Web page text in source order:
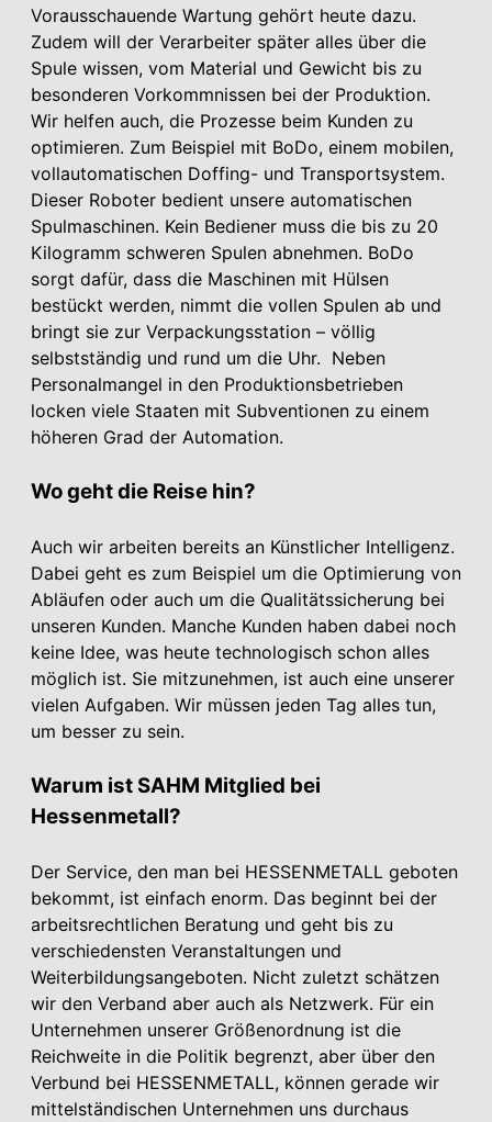
Vorausschauende Wartung gehört heute dazu.
Zudem will der Verarbeiter später alles über die
Spule wissen, vom Material und Gewicht bis zu
besonderen Vorkommnissen bei der Produktion.
Wir helfen auch, die Prozesse beim Kunden zu
optimieren. Zum Beispiel mit BoDo, einem mobilen,
vollautomatischen Doffing- und Transportsystem.
Dieser Roboter bedient unsere automatischen
Spulmaschinen. Kein Bediener muss die bis zu 20
Kilogramm schweren Spulen abnehmen. BoDo
sorgt dafür, dass die Maschinen mit Hülsen
bestückt werden, nimmt die vollen Spulen ab und
bringt sie zur Verpackungsstation – völlig
selbstständig und rund um die Uhr. Neben
Personalmangel in den Produktionsbetrieben
locken viele Staaten mit Subventionen zu einem
höheren Grad der Automation.
Wo geht die Reise hin?
Auch wir arbeiten bereits an Künstlicher Intelligenz.
Dabei geht es zum Beispiel um die Optimierung von
Abläufen oder auch um die Qualitätssicherung bei
unseren Kunden. Manche Kunden haben dabei noch
keine Idee, was heute technologisch schon alles
möglich ist. Sie mitzunehmen, ist auch eine unserer
vielen Aufgaben. Wir müssen jeden Tag alles tun,
um besser zu sein.
Warum ist SAHM Mitglied bei
Hessenmetall?
Der Service, den man bei HESSEN­METALL geboten
bekommt, ist einfach enorm. Das beginnt bei der
arbeitsrechtlichen Beratung und geht bis zu
verschiedensten Veranstaltungen und
Weiterbildungsangeboten. Nicht zuletzt schätzen
wir den Verband aber auch als Netzwerk. Für ein
Unter­nehmen unserer Größenordnung ist die
Reichweite in die Politik begrenzt, aber über den
Verbund bei HESSEN­METALL, können gerade wir
mittelständischen Unter­nehmen uns durchaus